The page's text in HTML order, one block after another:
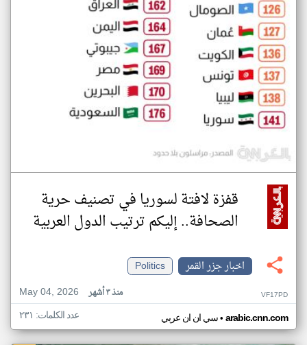
قفزة لافتة لسوريا في تصنيف حرية
الصحافة.. إليكم ترتيب الدول العربية
اخبار جزر القمر
Politics
May 04, 2026
منذ ٣ أشهر VF17PD
سي ان ان عربي• arabic.cnn.com عدد الكلمات: ٢٣١